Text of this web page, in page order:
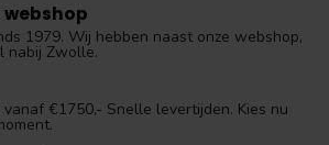
1979. Wij hebben naast onze webshop,
nabij Zwolle.
€1750,- Snelle levertijden. Kies nu